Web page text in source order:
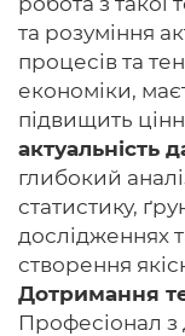
та розуміння
процесів та
економіки,
підвищить
актуальність
глибокий
статистику,
дослідженнях
створення
Дотримання
Професіонал з